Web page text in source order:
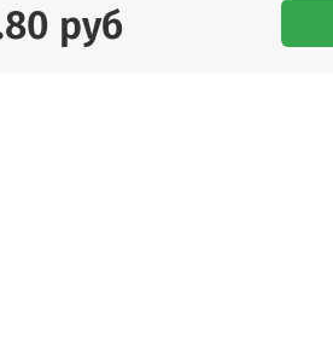
руб